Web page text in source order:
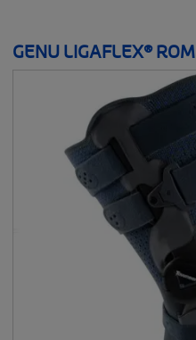
GENU LIGAFLEX® ROM